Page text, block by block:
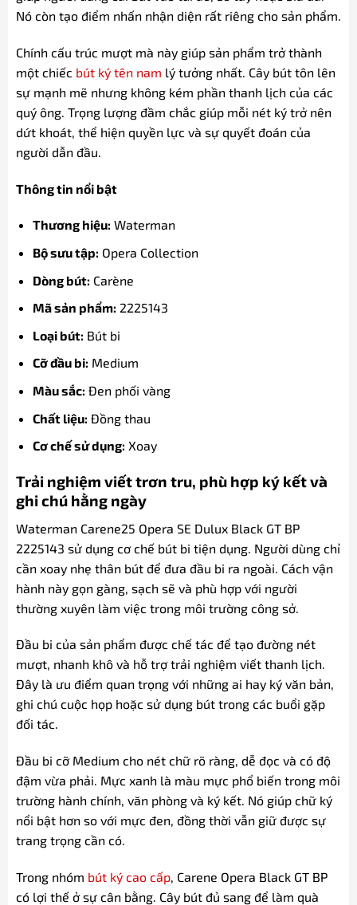
Nó còn tạo điểm nhấn nhận diện rất riêng cho sản phẩm.
Chính cấu trúc mượt mà này giúp sản phẩm trở thành
một chiếc bút ký tên nam lý tưởng nhất. Cây bút tôn lên
sự mạnh mẽ nhưng không kém phần thanh lịch của các
quý ông. Trọng lượng đầm chắc giúp mỗi nét ký trở nên
dứt khoát, thể hiện quyền lực và sự quyết đoán của
người dẫn đầu.
Thông tin nổi bật
Thương hiệu: Waterman
Bộ sưu tập: Opera Collection
Dòng bút: Carène
Mã sản phẩm: 2225143
Loại bút: Bút bi
Cỡ đầu bi: Medium
Màu sắc: Đen phối vàng
Chất liệu: Đồng thau
Cơ chế sử dụng: Xoay
Trải nghiệm viết trơn tru, phù hợp ký kết và
ghi chú hằng ngày
Waterman Carene25 Opera SE Dulux Black GT BP
2225143 sử dụng cơ chế bút bi tiện dụng. Người dùng chỉ
cần xoay nhẹ thân bút để đưa đầu bi ra ngoài. Cách vận
hành này gọn gàng, sạch sẽ và phù hợp với người
thường xuyên làm việc trong môi trường công sở.
Đầu bi của sản phẩm được chế tác để tạo đường nét
mượt, nhanh khô và hỗ trợ trải nghiệm viết thanh lịch.
Đây là ưu điểm quan trọng với những ai hay ký văn bản,
ghi chú cuộc họp hoặc sử dụng bút trong các buổi gặp
đối tác.
Đầu bi cỡ Medium cho nét chữ rõ ràng, dễ đọc và có độ
đậm vừa phải. Mực xanh là màu mực phổ biến trong môi
trường hành chính, văn phòng và ký kết. Nó giúp chữ ký
nổi bật hơn so với mực đen, đồng thời vẫn giữ được sự
trang trọng cần có.
Trong nhóm bút ký cao cấp, Carene Opera Black GT BP
có lợi thế ở sự cân bằng. Cây bút đủ sang để làm quà